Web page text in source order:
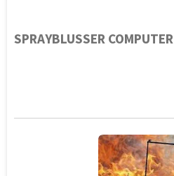
SPRAYBLUSSER COMPUTER